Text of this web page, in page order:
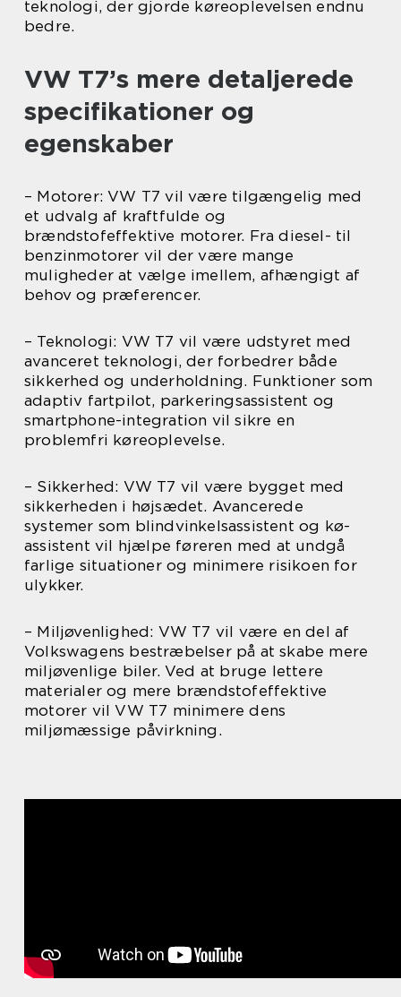
teknologi, der gjorde køreoplevelsen endnu
bedre.
VW T7’s mere detaljerede
specifikationer og
egenskaber
– Motorer: VW T7 vil være tilgængelig med
et udvalg af kraftfulde og
brændstofeffektive motorer. Fra diesel- til
benzinmotorer vil der være mange
muligheder at vælge imellem, afhængigt af
behov og præferencer.
– Teknologi: VW T7 vil være udstyret med
avanceret teknologi, der forbedrer både
sikkerhed og underholdning. Funktioner som
adaptiv fartpilot, parkeringsassistent og
smartphone-integration vil sikre en
problemfri køreoplevelse.
– Sikkerhed: VW T7 vil være bygget med
sikkerheden i højsædet. Avancerede
systemer som blindvinkelsassistent og kø-
assistent vil hjælpe føreren med at undgå
farlige situationer og minimere risikoen for
ulykker.
– Miljøvenlighed: VW T7 vil være en del af
Volkswagens bestræbelser på at skabe mere
miljøvenlige biler. Ved at bruge lettere
materialer og mere brændstofeffektive
motorer vil VW T7 minimere dens
miljømæssige påvirkning.